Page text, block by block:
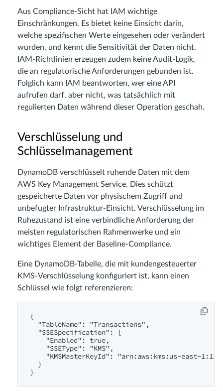
Aus Compliance-Sicht hat IAM wichtige
Einschränkungen. Es bietet keine Einsicht darin,
welche spezifischen Werte eingesehen oder verändert
wurden, und kennt die Sensitivität der Daten nicht.
IAM-Richtlinien erzeugen zudem keine Audit-Logik,
die an regulatorische Anforderungen gebunden ist.
Folglich kann IAM beantworten, wer eine API
aufrufen darf, aber nicht, was tatsächlich mit
regulierten Daten während dieser Operation geschah.
Verschlüsselung und
Schlüsselmanagement
DynamoDB verschlüsselt ruhende Daten mit dem
AWS Key Management Service. Dies schützt
gespeicherte Daten vor physischem Zugriff und
unbefugter Infrastruktur-Einsicht. Verschlüsselung im
Ruhezustand ist eine verbindliche Anforderung der
meisten regulatorischen Rahmenwerke und ein
wichtiges Element der Baseline-Compliance.
Eine DynamoDB-Tabelle, die mit kundengesteuerter
KMS-Verschlüsselung konfiguriert ist, kann einen
Schlüssel wie folgt referenzieren:
{
  "TableName": "Transactions",
  "SSESpecification": {
    "Enabled": true,
    "SSEType": "KMS",
"KMSMasterKeyId": "arn:aws:kms:us-east-
  }